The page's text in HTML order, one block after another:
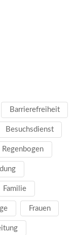
Barrierefreiheit
Besuchsdienst
Regenbogen
Familie
Frauen